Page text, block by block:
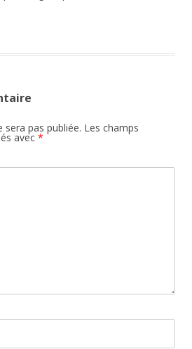
sera pas publiée. Les champs
avec *